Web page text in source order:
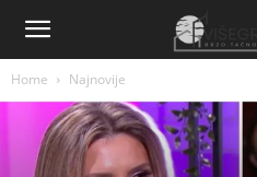
Home Najnovije